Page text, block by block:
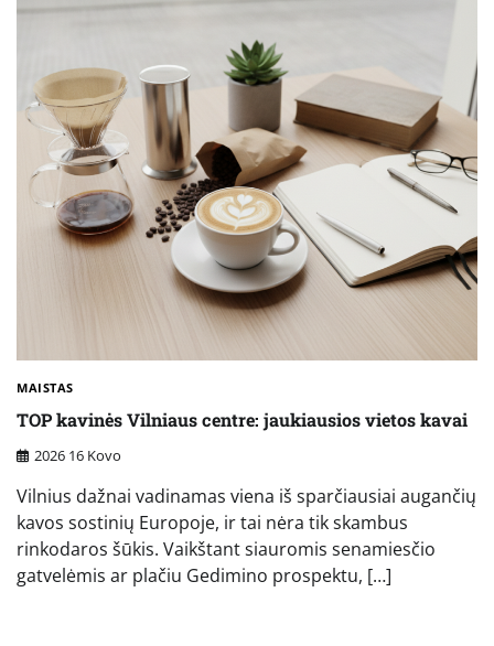
MAISTAS
TOP kavinės Vilniaus centre: jaukiausios vietos kavai
2026 16 Kovo
Vilnius dažnai vadinamas viena iš sparčiausiai augančių
kavos sostinių Europoje, ir tai nėra tik skambus
rinkodaros šūkis. Vaikštant siauromis senamiesčio
gatvelėmis ar plačiu Gedimino prospektu, […]